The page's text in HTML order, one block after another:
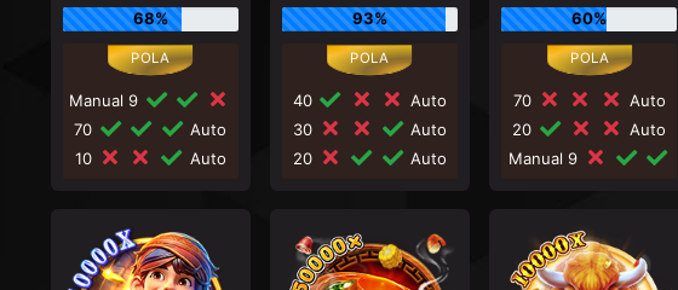
68%
Manual 9
70
Auto
10
Auto
93%
40
Auto
30
Auto
20
Auto
60%
70
Auto
20
Auto
Manual 9